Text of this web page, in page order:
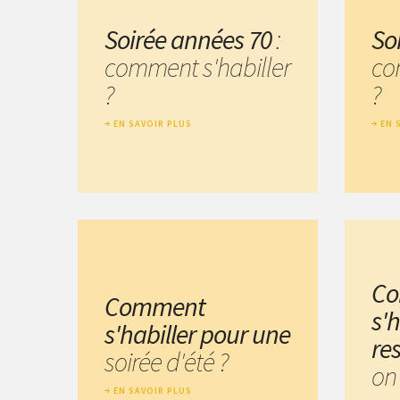
Soirée années 70:
comment s'habiller
?
EN SAVOIR PLUS
?
EN
Comment
s'habiller pour une
soirée d'été ?
EN SAVOIR PLUS